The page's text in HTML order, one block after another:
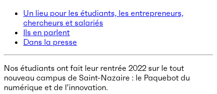
Un lieu pour les étudiants, les entrepreneurs,
chercheurs et salariés
Ils en parlent
Dans la presse
Nos étudiants ont fait leur rentrée 2022 sur le tout
nouveau campus de Saint-Nazaire : le Paquebot du
numérique et de l’innovation.